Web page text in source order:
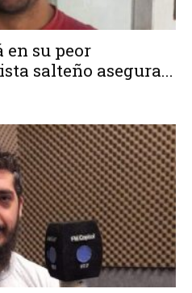
en su peor
salteño asegura...